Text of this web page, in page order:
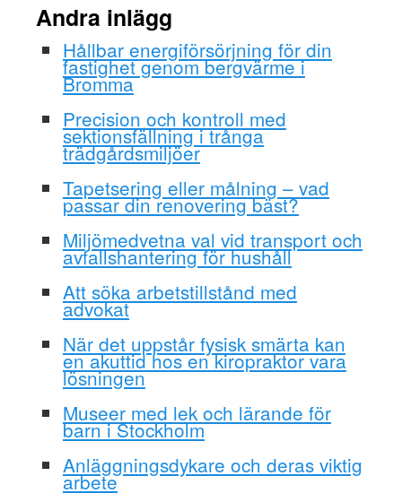
Andra inlägg
Hållbar energiförsörjning för din
fastighet genom bergvärme i
Bromma
Precision och kontroll med
sektionsfällning i trånga
trädgårdsmiljöer
Tapetsering eller målning – vad
passar din renovering bäst?
Miljömedvetna val vid transport och
avfallshantering för hushåll
Att söka arbetstillstånd med
advokat
När det uppstår fysisk smärta kan
en akuttid hos en kiropraktor vara
lösningen
Museer med lek och lärande för
barn i Stockholm
Anläggningsdykare och deras viktig
arbete